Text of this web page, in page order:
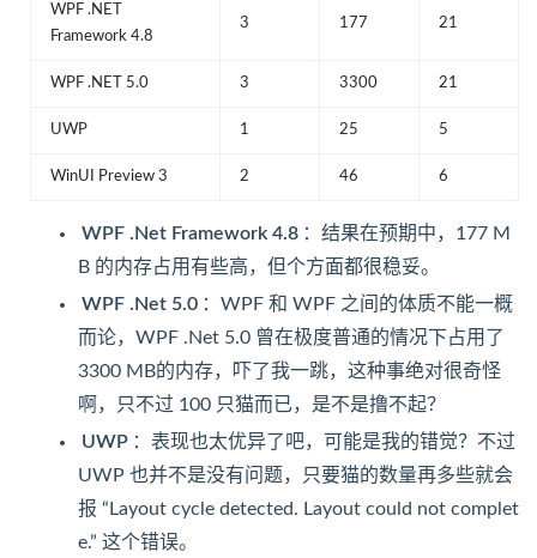
WPF .NET
Framework 4.8
3 177 21
WPF .NET 5.0 3 3300 21
UWP 1 25 5
WinUI Preview 3 2 46 6
WPF .Net Framework 4.8 ：结果在预期中，177 M
B 的内存占用有些高，但个方面都很稳妥。
WPF .Net 5.0 ：WPF 和 WPF 之间的体质不能一概
而论，WPF .Net 5.0 曾在极度普通的情况下占用了
3300 MB的内存，吓了我一跳，这种事绝对很奇怪
啊，只不过 100 只猫而已，是不是撸不起？
UWP ：表现也太优异了吧，可能是我的错觉？不过
UWP 也并不是没有问题，只要猫的数量再多些就会
报 “Layout cycle detected. Layout could not complet
e.” 这个错误。